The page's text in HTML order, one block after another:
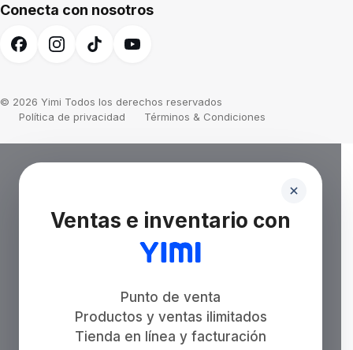
Conecta con nosotros
© 2026 Yimi Todos los derechos reservados
Política de privacidad
Términos & Condiciones
Ventas e inventario con
Punto de venta
Productos y ventas ilimitados
Tienda en línea y facturación